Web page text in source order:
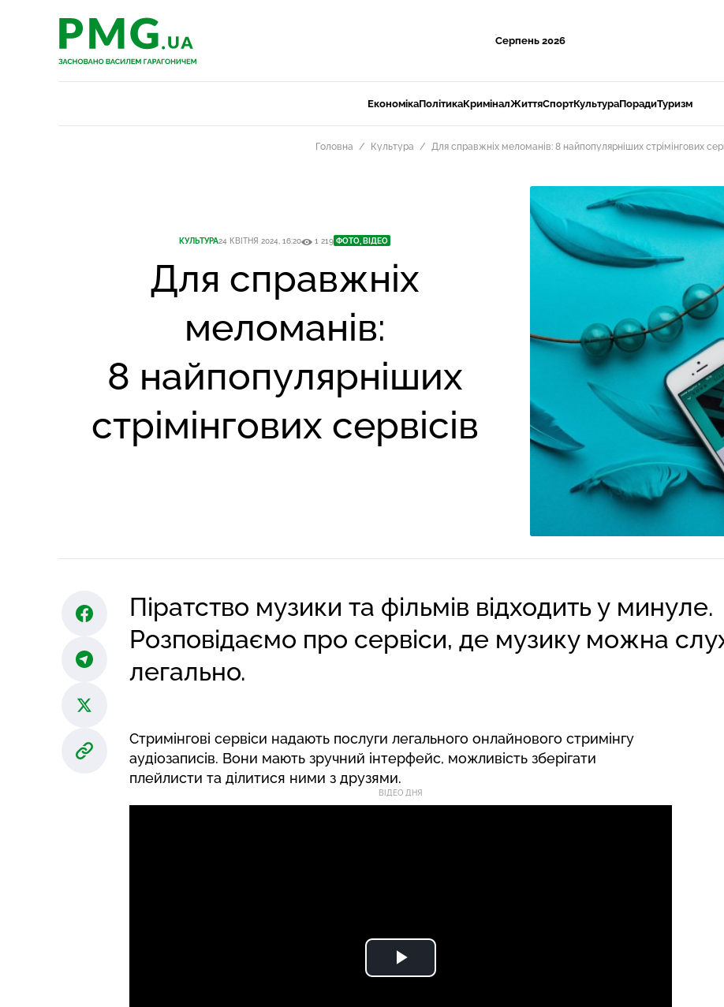
PMG.ua
Серпень 2026
PMG.ua
ЕкономікаПолітикаКриміналЖиттяСпортКультураПорадиТуризм
Головна Культура Для справжніх меломанів: 8 найпопулярніших стрімінгових
КУЛЬТУРА24 КВІТНЯ 2024, 16:20 1 219 ФОТО, ВІДЕО
Для справжніх
меломанів:
8 найпопулярніших
стрімінгових сервісів
Піратство музики та фільмів відходить у минуле.
Розповідаємо про сервіси, де музику можна
легально.
Стримінгові сервіси надають послуги легального онлайнового стримінгу
аудіозаписів. Вони мають зручний інтерфейс, можливість зберігати
плейлисти та ділитися ними з друзями.
ВІДЕО ДНЯ